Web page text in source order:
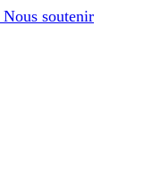
Nous soutenir